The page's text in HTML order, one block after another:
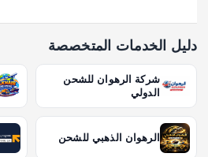
دليل الخدمات المتخصصة
شركة الرهوان للشحن
الدولي
الرهوان الذهبي للشحن